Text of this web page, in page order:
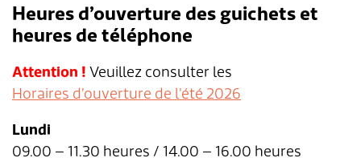
Heures d’ouverture des guichets et
heures de téléphone
Attention ! Veuillez consulter les
Horaires d’ouverture de l’été 2026
Lundi
09.00 – 11.30 heures / 14.00 – 16.00 heures
Autorisation d'événements
Impôts
Environnement
Energie & eau
Lengnauer Notizen
Dép. de la construction et des travaux
Centre d'entretien
Administration scolaire
Contact & heures d'ouverture